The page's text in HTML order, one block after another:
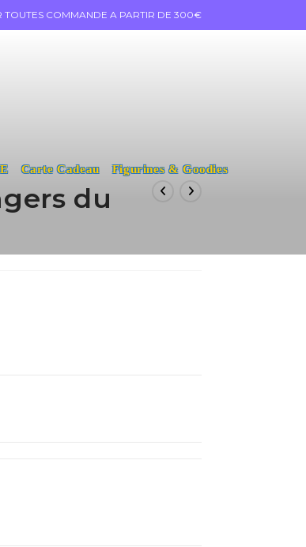
TOUTES COMMANDE A PARTIR DE 300€
Carte Cadeau Figurines & Goodies
du